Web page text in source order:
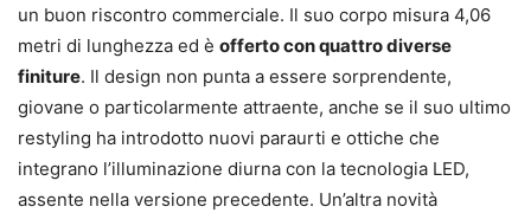
un buon riscontro commerciale. Il suo corpo misura 4,06
metri di lunghezza ed è offerto con quattro diverse
finiture. Il design non punta a essere sorprendente,
giovane o particolarmente attraente, anche se il suo ultimo
restyling ha introdotto nuovi paraurti e ottiche che
integrano l’illuminazione diurna con la tecnologia LED,
assente nella versione precedente. Un’altra novità